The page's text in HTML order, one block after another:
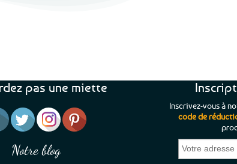
pour
:-)”Patricia M.
“J’ai mis 5 étoiles parce que je pouvais pas
en mettre 6 ;)
Je suis plus que satisfaite de mon achat et
de ma livraison. Ne changez rien”Jade C.
pas une miette
Notre blog
Inscrivez-vous à
code de